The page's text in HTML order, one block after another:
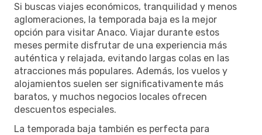
Si buscas viajes económicos, tranquilidad y menos
aglomeraciones, la temporada baja es la mejor
opción para visitar Anaco. Viajar durante estos
meses permite disfrutar de una experiencia más
auténtica y relajada, evitando largas colas en las
atracciones más populares. Además, los vuelos y
alojamientos suelen ser significativamente más
baratos, y muchos negocios locales ofrecen
descuentos especiales.
La temporada baja también es perfecta para